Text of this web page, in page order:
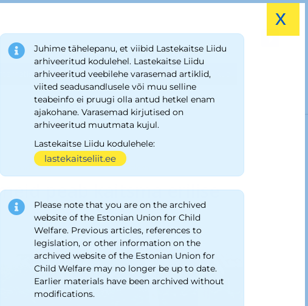
Kiusamisest vabaks!
Lapse õiguste saadikud
andmeid peab kaitsma erilise hoolega
peab kaitsma erilise
x
Juhime tähelepanu, et viibid Lastekaitse Liidu
arhiveeritud kodulehel. Lastekaitse Liidu
arhiveeritud veebilehe varasemad artiklid,
viited seadusandlusele või muu selline
teabeinfo ei pruugi olla antud hetkel enam
ajakohane. Varasemad kirjutised on
arhiveeritud muutmata kujul.
Lastekaitse Liidu kodulehele:
lastekaitseliit.ee
Please note that you are on the archived
website of the Estonian Union for Child
Welfare. Previous articles, references to
legislation, or other information on the
archived website of the Estonian Union for
Child Welfare may no longer be up to date.
Earlier materials have been archived without
modifications.